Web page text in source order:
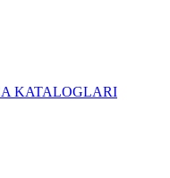
KATALOGLARI